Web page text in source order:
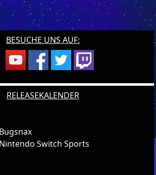
BESUCHE UNS AUF:
RELEASEKALENDER
Switch Sports